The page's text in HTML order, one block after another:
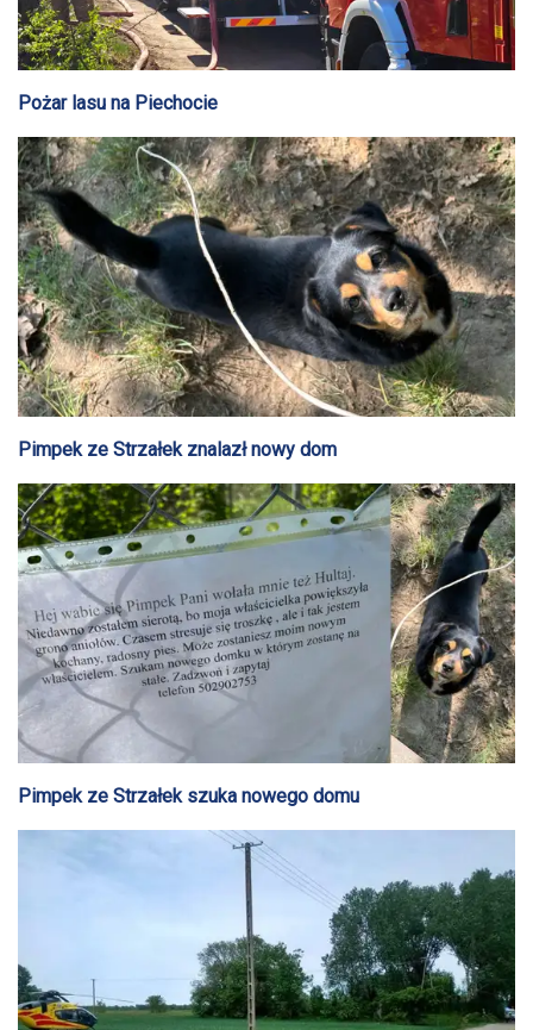
Pożar lasu na Piechocie
Pimpek ze Strzałek znalazł nowy dom
Pimpek ze Strzałek szuka nowego domu